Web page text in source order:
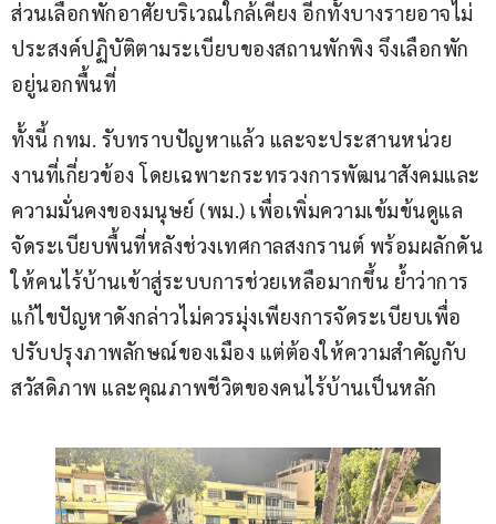
ส่วนเลือกพักอาศัยบริเวณใกล้เคียง อีกทั้งบางรายอาจไม่
ประสงค์ปฏิบัติตามระเบียบของสถานพักพิง จึงเลือกพัก
อยู่นอกพื้นที่
ทั้งนี้ กทม. รับทราบปัญหาแล้ว และจะประสานหน่วย
งานที่เกี่ยวข้อง โดยเฉพาะกระทรวงการพัฒนาสังคมและ
ความมั่นคงของมนุษย์ (พม.) เพื่อเพิ่มความเข้มข้นดูแล
จัดระเบียบพื้นที่หลังช่วงเทศกาลสงกรานต์ พร้อมผลักดัน
ให้คนไร้บ้านเข้าสู่ระบบการช่วยเหลือมากขึ้น ย้ำว่าการ
แก้ไขปัญหาดังกล่าวไม่ควรมุ่งเพียงการจัดระเบียบเพื่อ
ปรับปรุงภาพลักษณ์ของเมือง แต่ต้องให้ความสำคัญกับ
สวัสดิภาพ และคุณภาพชีวิตของคนไร้บ้านเป็นหลัก